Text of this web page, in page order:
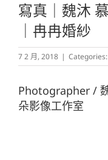
寫真｜魏沐
｜冉冉婚紗
7 2 月, 2018 | Categories:
Photographer /
朵影像工作室